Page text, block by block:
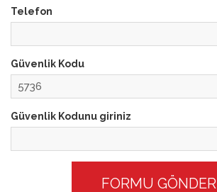
Telefon
Güvenlik Kodu
Güvenlik Kodunu giriniz
FORMU GÖNDER